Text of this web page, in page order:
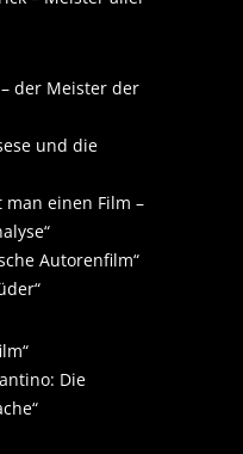
der Meister der
und die
man einen Film –
Autorenfilm“
Die